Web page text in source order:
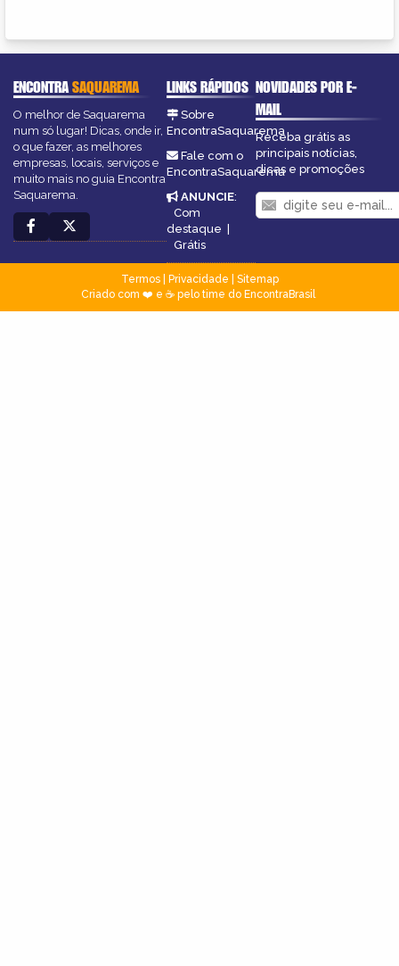
ENCONTRASAQUAREMA
O melhor de Saquarema
num só lugar! Dicas, onde ir,
o que fazer, as melhores
empresas, locais, serviços e
muito mais no guia Encontra
Saquarema.
LINKS RÁPIDOS
Sobre
EncontraSaquarema
Fale com o
EncontraSaquarema
ANUNCIE:
Com
destaque |
Grátis
NOVIDADES POR E-
MAIL
Receba grátis as
principais notícias,
dicas e promoções
Termos| Privacidade
Sitemap
Criado com ❤️ e ☕ pelo time do EncontraBrasil